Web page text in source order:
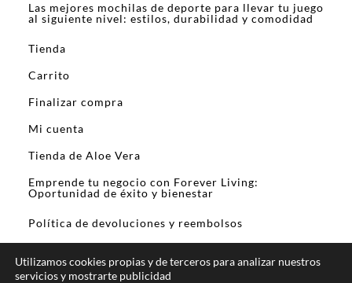
Las mejores mochilas de deporte para llevar tu juego
al siguiente nivel: estilos, durabilidad y comodidad
Tienda
Carrito
Finalizar compra
Mi cuenta
Tienda de Aloe Vera
Emprende tu negocio con Forever Living:
Oportunidad de éxito y bienestar
Política de devoluciones y reembolsos
Utilizamos cookies propias y de terceros para analizar nuestros
servicios y mostrarte publicidad